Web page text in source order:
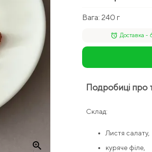
zoom_in
Вага: 240 г
alarm Доставка -
Подробиці про
Склад:
Листя салату,
куряче філе,